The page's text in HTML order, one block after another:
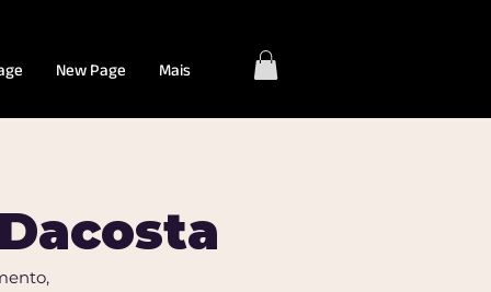
New Page Mais